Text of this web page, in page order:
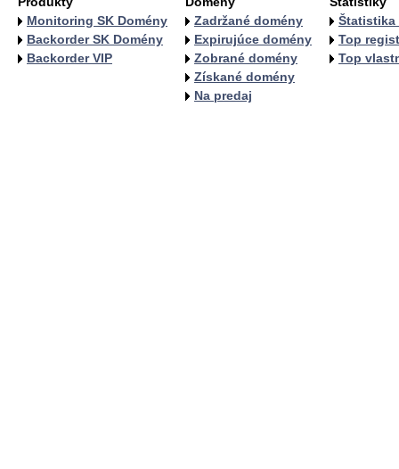
Monitoring SK Domény
Backorder SK Domény
Backorder VIP
Zadržané domény
Expirujúce domény
Zobrané domény
Získané domény
Na predaj
Štatistika
Top
Top